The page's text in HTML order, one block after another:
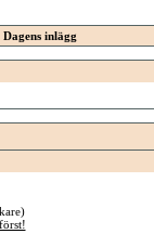
Dagens inlägg